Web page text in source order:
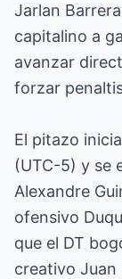
Jarlan
capitalino a
avanzar
forzar
El pitazo
(UTC-5) y se
Alexandre
ofensivo
que el DT
creativo Juan